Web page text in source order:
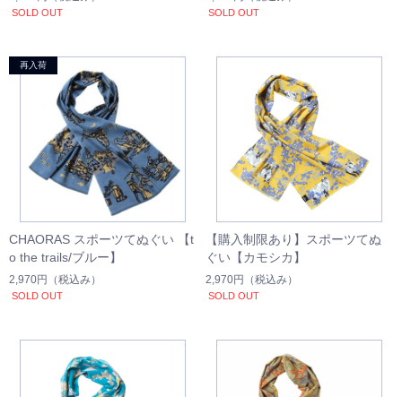
SOLD OUT SOLD OUT
CHAORAS スポーツてぬぐい 【t
o the trails/ブルー】
2,970円 （税込み）
SOLD OUT
【購入制限あり】スポーツてぬ
ぐい【カモシカ】
2,970円 （税込み）
SOLD OUT